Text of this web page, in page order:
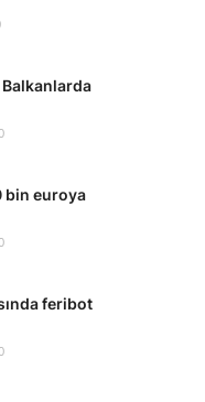
bin euroya
feribot